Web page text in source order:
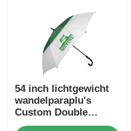
54 inch lichtgewicht
wandelparaplu's
Custom Double
Canopy Paraplu's